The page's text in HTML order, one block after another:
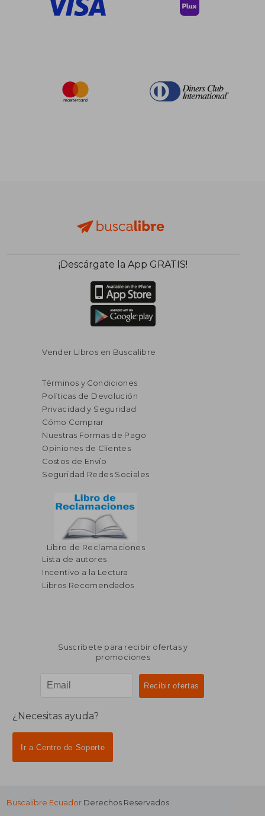
¡Descárgate la App GRATIS!
Vender Libros en Buscalibre
Términos y Condiciones
Políticas de Devolución
Privacidad y Seguridad
Cómo Comprar
Nuestras Formas de Pago
Opiniones de Clientes
Costos de Envío
Seguridad Redes Sociales
Libro de Reclamaciones
Lista de autores
Incentivo a la Lectura
Libros Recomendados
Suscríbete para recibir ofertas y
promociones
¿Necesitas ayuda?
Ir a Centro de Soporte
Buscalibre Ecuador Derechos Reservados.